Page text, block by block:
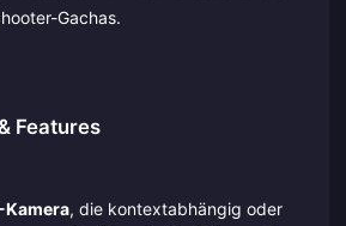
Gachas.
Features
Kamera, die kontextabhängig oder